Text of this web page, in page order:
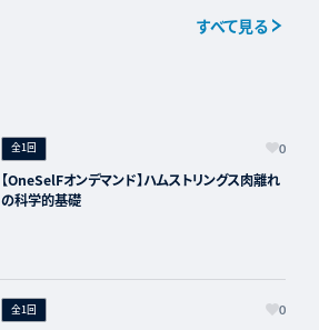
すべて見る
全1回 0
【OneSelFオンデマンド】ハムストリングス肉離れ
の科学的基礎
全1回 0